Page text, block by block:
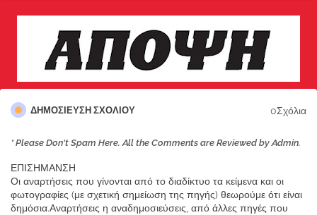
ΔΗΜΟΣΊΕΥΣΗ ΣΧΟΛΊΟΥ 0Σχόλια
* Please Don't Spam Here. All the Comments are Reviewed by Admin.
ΕΠΙΣΗΜΑΝΣΗ
Οι αναρτήσεις που γίνονται από το διαδίκτυο τα κείμενα και οι
φωτογραφίες (με σχετική σημείωση της πηγής) θεωρούμε ότι είναι
δημόσια.Αναρτήσεις η αναδημοσιεύσεις, από άλλες πηγές που